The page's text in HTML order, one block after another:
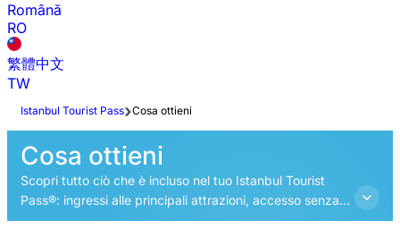
Română
RO
繁體中文
TW
Istanbul Tourist Pass Cosa ottieni
Cosa ottieni
Scopri tutto ciò che è incluso nel tuo Istanbul Tourist
Pass®: ingressi alle principali attrazioni, accesso senza
fila, tour guidati, crociere sul Bosforo e vantaggi esclusivi